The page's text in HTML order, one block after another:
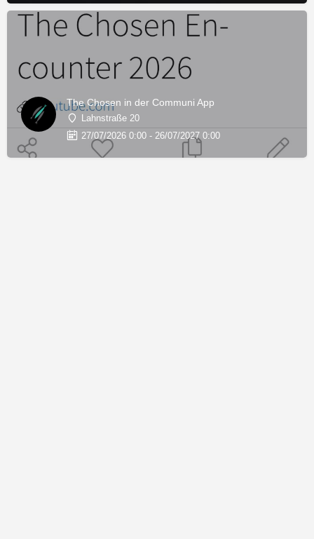
The Chosen in der Communi App
Lahnstraße 20
27/07/2026 0:00 - 26/07/2027 0:00